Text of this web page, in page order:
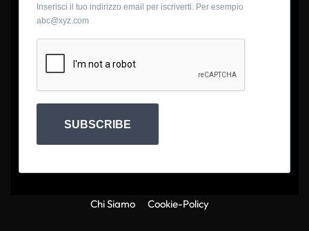
Inserisci il tuo indirizzo email per iscriverti. Per esempio
abc@xyz.com
SUBSCRIBE
Chi Siamo Cookie-Policy